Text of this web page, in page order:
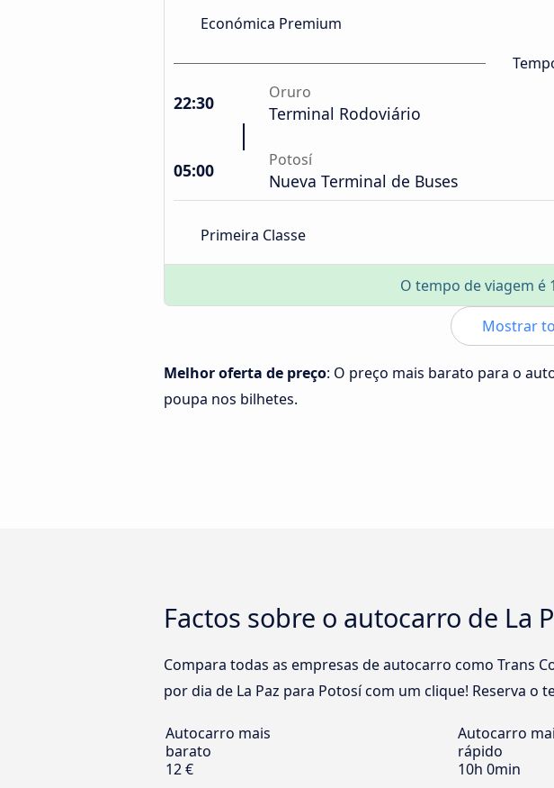
Económica Premium
22:30 Oruro
Terminal Rodoviário
05:00 Potosí
Nueva Terminal de Buses
Primeira Classe
O tempo de viagem é
Mostrar
Melhor oferta de preço: O preço mais barato para o
poupa nos bilhetes.
Factos sobre o autocarro de La
Compara todas as empresas de autocarro como Trans
por dia de La Paz para Potosí com um clique! Reserva o
Autocarro mais
barato
12 €
Autocarro
rápido
10h 0min